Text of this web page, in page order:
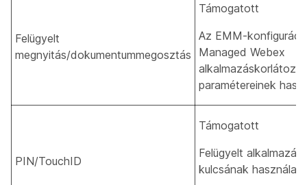
Felügyelt
megnyitás/dokumentummegosztás
Támogatott
Az EMM-
Managed Webex
paramétereinek
PIN/TouchID
Támogatott
Felügyelt
kulcsának használata